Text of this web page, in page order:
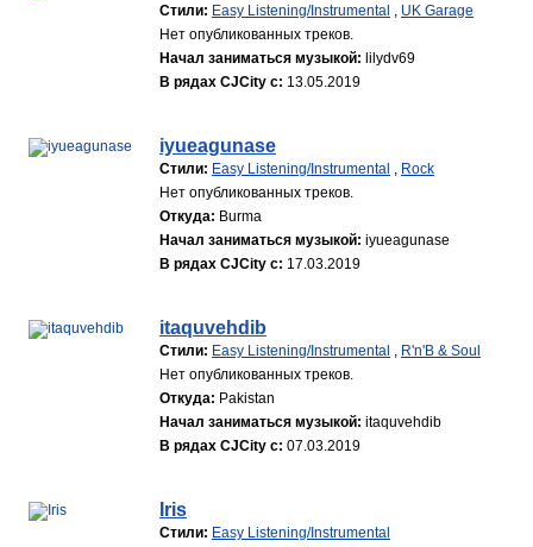
Стили: Easy Listening/Instrumental , UK Garage
Нет опубликованных треков.
Начал заниматься музыкой: lilydv69
В рядах CJCity с: 13.05.2019
iyueagunase
Стили: Easy Listening/Instrumental , Rock
Нет опубликованных треков.
Откуда: Burma
Начал заниматься музыкой: iyueagunase
В рядах CJCity с: 17.03.2019
itaquvehdib
Стили: Easy Listening/Instrumental , R'n'B & Soul
Нет опубликованных треков.
Откуда: Pakistan
Начал заниматься музыкой: itaquvehdib
В рядах CJCity с: 07.03.2019
Iris
Стили: Easy Listening/Instrumental